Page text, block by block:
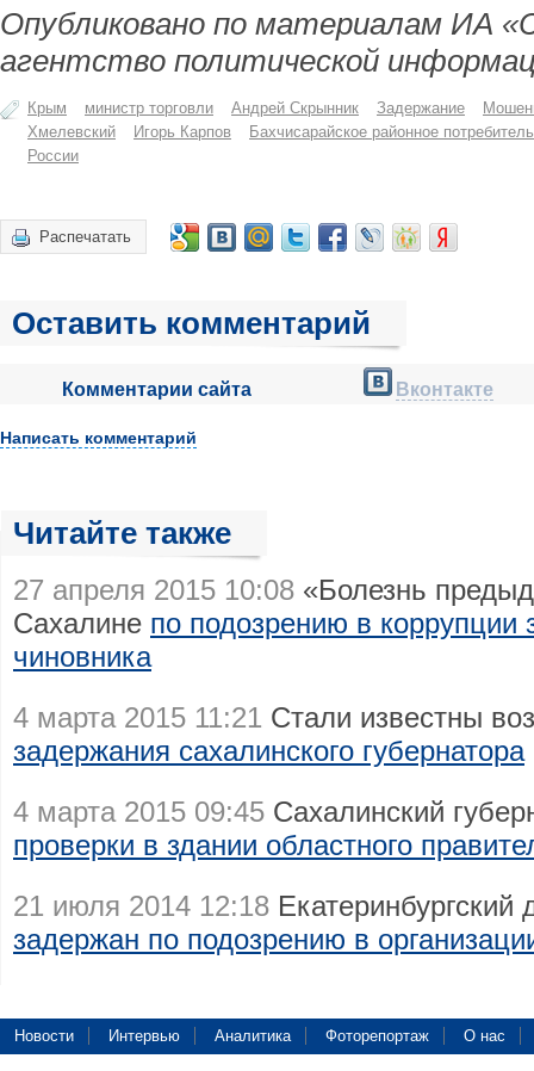
Опубликовано по материалам ИА
агентство политической
Крым министр торговли Андрей Скрынник Задержание
Хмелевский
Игорь Карпов
Бахчисарайское районное
России
Распечатать
Оставить комментарий
Комментарии сайта Вконтакте
Написать комментарий
Читайте также
27 апреля 2015 10:08 «Болезнь
Сахалине по подозрению в
чиновника
4 марта 2015 11:21 Стали известны
задержания сахалинского губернатора
4 марта 2015 09:45 Сахалинский
проверки в здании областного
21 июля 2014 12:18 Екатеринбургский
задержан по подозрению в
Новости Интервью Аналитика Фоторепортаж О нас